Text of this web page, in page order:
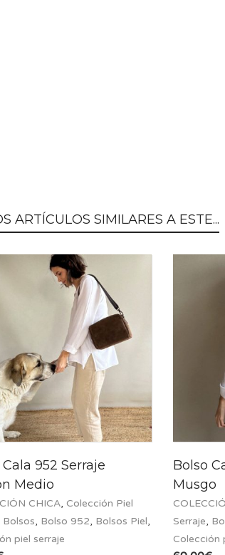
ARTÍCULOS SIMILARES A ESTE...
952 Serraje
Medio
CHICA, Colección Piel
Bolsos, Bolso 952, Bolsos Piel,
piel serraje
Bolso
Musgo
Serraje,
Colección